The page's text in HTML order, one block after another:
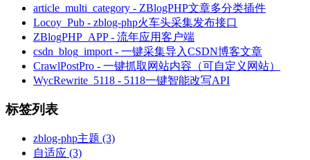
article_multi_category - ZBlogPHP文章多分类插件
Locoy_Pub - zblog-php火车头采集发布接口
ZBlogPHP_APP - 流年应用客户端
csdn_blog_import - 一键采集导入CSDN博客文章
CrawlPostPro - 一键抓取网站内容（可自定义网站）
WycRewrite_5118 - 5118一键智能改写API
标签列表
zblog-php主题 (3)
自适应 (3)